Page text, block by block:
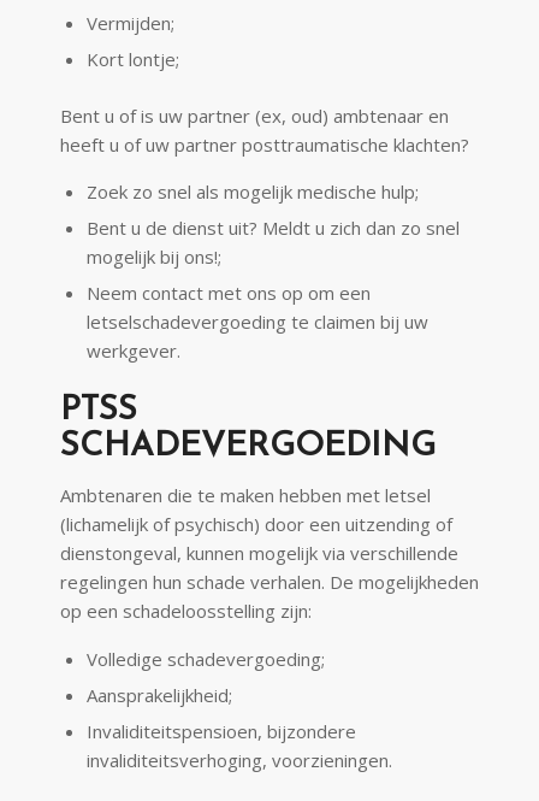
Vermijden;
Kort lontje;
Bent u of is uw partner (ex, oud) ambtenaar en
heeft u of uw partner posttraumatische klachten?
Zoek zo snel als mogelijk medische hulp;
Bent u de dienst uit? Meldt u zich dan zo snel
mogelijk bij ons!;
Neem contact met ons op om een
letselschadevergoeding te claimen bij uw
werkgever.
PTSS
SCHADEVERGOEDING
Ambtenaren die te maken hebben met letsel
(lichamelijk of psychisch) door een uitzending of
dienstongeval, kunnen mogelijk via verschillende
regelingen hun schade verhalen. De mogelijkheden
op een schadeloosstelling zijn:
Volledige schadevergoeding;
Aansprakelijkheid;
Invaliditeitspensioen, bijzondere
invaliditeitsverhoging, voorzieningen.